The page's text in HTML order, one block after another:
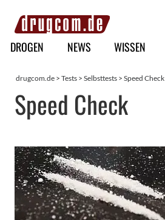
Hauptmenü
DROGEN NEWS WISSEN
drugcom.de > Tests > Selbsttests > Speed Check
Speed Check